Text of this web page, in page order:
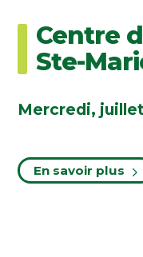
Centre
Ste-
Mercredi,
En savoir plus